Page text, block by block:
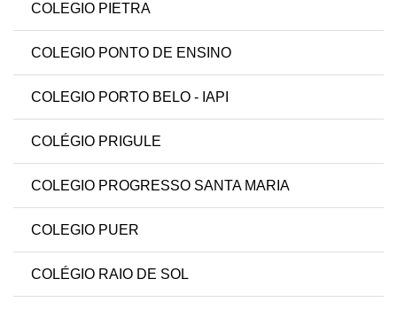
COLEGIO PIETRA
COLEGIO PONTO DE ENSINO
COLEGIO PORTO BELO - IAPI
COLÉGIO PRIGULE
COLEGIO PROGRESSO SANTA MARIA
COLEGIO PUER
COLÉGIO RAIO DE SOL